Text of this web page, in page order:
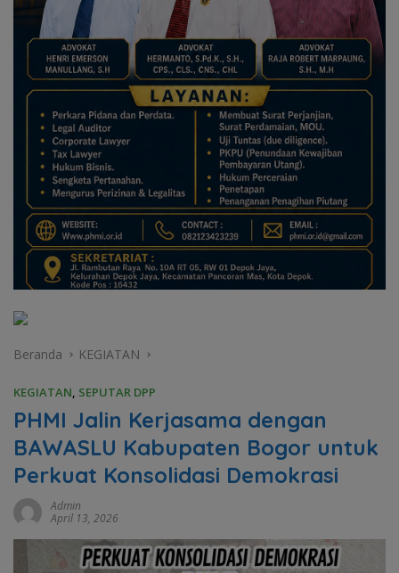
Beranda KEGIATAN
KEGIATAN, SEPUTAR DPP
PHMI Jalin Kerjasama dengan
BAWASLU Kabupaten Bogor untuk
Perkuat Konsolidasi Demokrasi
Admin
April 13, 2026